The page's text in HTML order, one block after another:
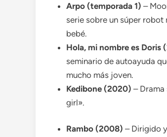
Arpo (temporada 1) –
serie sobre un súper
bebé.
Hola, mi nombre es Doris
seminario de autoayuda
mucho más joven.
Kedibone (2020) –
girl».
Rambo (2008) – Dirigido